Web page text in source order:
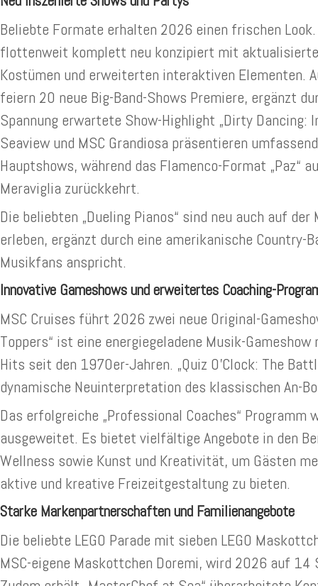
Beliebte Formate erhalten 2026 einen frischen
flottenweit komplett neu konzipiert mit
Kostümen und erweiterten interaktiven Elementen.
feiern 20 neue Big-Band-Shows Premiere, ergänzt
Spannung erwartete Show-Highlight „Dirty Dancing:
Seaview und MSC Grandiosa präsentieren
Hauptshows, während das Flamenco-Format „Paz“
Meraviglia zurückkehrt.
Die beliebten „Dueling Pianos“ sind neu auch auf der
erleben, ergänzt durch eine amerikanische Country-
Musikfans anspricht.
Innovative Gameshows und erweitertes Coaching-
MSC Cruises führt 2026 zwei neue Original-
Toppers“ ist eine energiegeladene Musik-
Hits seit den 1970er-Jahren. „Quiz O’Clock: The
dynamische Neuinterpretation des klassischen An-
Das erfolgreiche „Professional Coaches“
ausgeweitet. Es bietet vielfältige Angebote in den
Wellness sowie Kunst und Kreativität, um Gästen
aktive und kreative Freizeitgestaltung zu bieten.
Starke Markenpartnerschaften und Familienangebote
Die beliebte LEGO Parade mit sieben LEGO
MSC-eigene Maskottchen Doremi, wird 2026 auf